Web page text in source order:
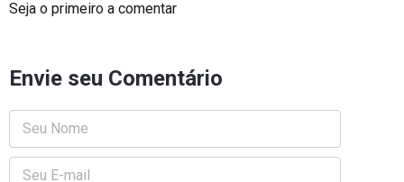
Seja o primeiro a comentar
Envie seu Comentário